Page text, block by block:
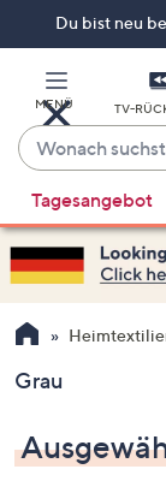
Du bist neu
MENÜ TV-
Wonach
suchst
du
heute?
Vorschläge
verfügbar
sind,
verwenden
Sie
Pfeiltasten
oben
und
Tagesangebot
Grau